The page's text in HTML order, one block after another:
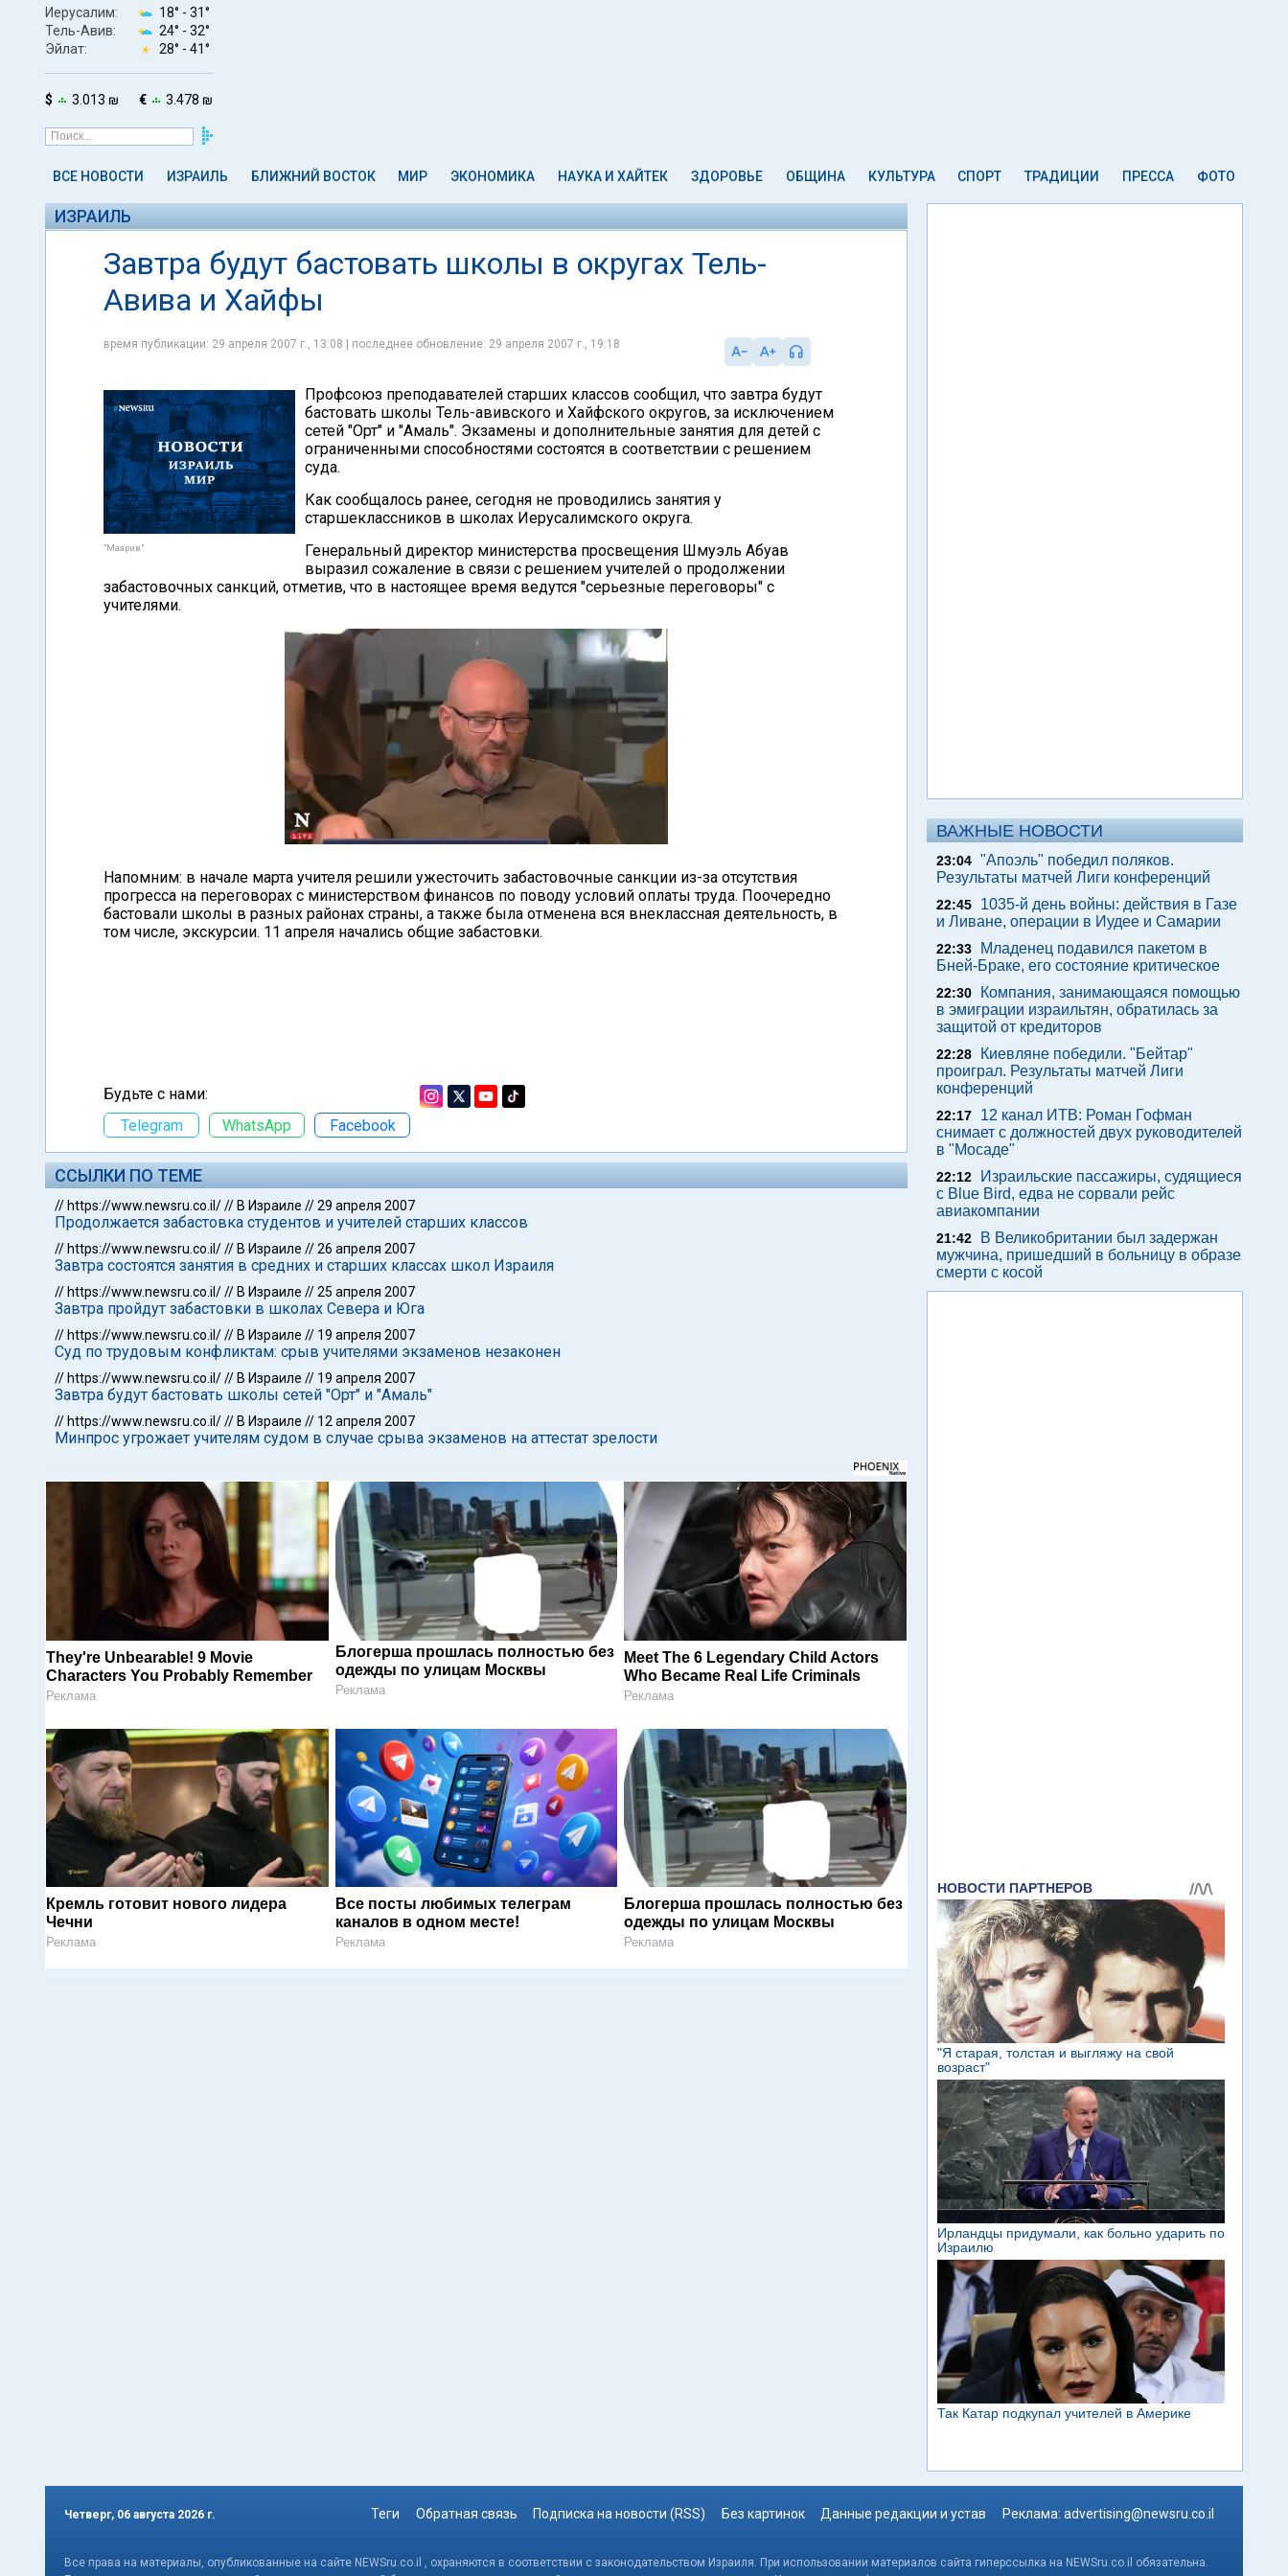
Иерусалим: 18° - 31°
Тель-Авив:
24° - 32°
Эйлат:
28° - 41°
$ 3.013 ₪ € 3.478 ₪
ВСЕ НОВОСТИ ИЗРАИЛЬ БЛИЖНИЙ ВОСТОК МИР ЭКОНОМИКА НАУКА И ХАЙТЕК ЗДОРОВЬЕ ОБЩИНА КУЛЬТУРА СПОРТ ТРАДИЦИИ ПРЕССА ФОТО
ИЗРАИЛЬ
Завтра будут бастовать школы в округах Тель-
Авива и Хайфы
время публикации: 29 апреля 2007 г., 13:08 | последнее обновление: 29 апреля 2007 г., 19:18
"Маарив"
Профсоюз преподавателей старших классов сообщил, что завтра будут
бастовать школы Тель-авивского и Хайфского округов, за исключением
сетей "Орт" и "Амаль". Экзамены и дополнительные занятия для детей с
ограниченными способностями состоятся в соответствии с решением
суда.
Как сообщалось ранее, сегодня не проводились занятия у
старшеклассников в школах Иерусалимского округа.
Генеральный директор министерства просвещения Шмуэль Абуав
выразил сожаление в связи с решением учителей о продолжении
забастовочных санкций, отметив, что в настоящее время ведутся "серьезные переговоры" с
учителями.
Напомним: в начале марта учителя решили ужесточить забастовочные санкции из-за отсутствия
прогресса на переговорах с министерством финансов по поводу условий оплаты труда. Поочередно
бастовали школы в разных районах страны, а также была отменена вся внеклассная деятельность, в
том числе, экскурсии. 11 апреля начались общие забастовки.
Будьте с нами:
Telegram
WhatsApp Facebook
ССЫЛКИ ПО ТЕМЕ
// https://www.newsru.co.il/// В Израиле //29 апреля 2007
Продолжается забастовка студентов и учителей старших классов
// https://www.newsru.co.il/// В Израиле //26 апреля 2007
Завтра состоятся занятия в средних и старших классах школ Израиля
// https://www.newsru.co.il/// В Израиле //25 апреля 2007
Завтра пройдут забастовки в школах Севера и Юга
// https://www.newsru.co.il/// В Израиле // 19 апреля 2007
Суд по трудовым конфликтам: срыв учителями экзаменов незаконен
// https://www.newsru.co.il/// В Израиле // 19 апреля 2007
Завтра будут бастовать школы сетей "Орт" и "Амаль"
// https://www.newsru.co.il/// В Израиле // 12 апреля 2007
Минпрос угрожает учителям судом в случае срыва экзаменов на аттестат зрелости
They're Unbearable! 9 Movie
Characters You Probably Remember
Реклама
Блогерша прошлась полностью без
одежды по улицам Москвы
Реклама
Meet The 6 Legendary Child Actors
Who Became Real Life Criminals
Реклама
Кремль готовит нового лидера
Чечни
Реклама
Все посты любимых телеграм
каналов в одном месте!
Реклама
Блогерша прошлась полностью без
одежды по улицам Москвы
Реклама
ВАЖНЫЕ НОВОСТИ
23:04 "Апоэль" победил поляков.
Результаты матчей Лиги конференций
22:45
1035-й день войны: действия в Газе
и Ливане, операции в Иудее и Самарии
22:33
Младенец подавился пакетом в
Бней-Браке, его состояние критическое
22:30
Компания, занимающаяся помощью
в эмиграции израильтян, обратилась за
защитой от кредиторов
22:28
Киевляне победили. "Бейтар"
проиграл. Результаты матчей Лиги
конференций
22:17
12 канал ИТВ: Роман Гофман
снимает с должностей двух руководителей
в "Мосаде"
22:12
Израильские пассажиры, судящиеся
с Blue Bird, едва не сорвали рейс
авиакомпании
21:42
В Великобритании был задержан
мужчина, пришедший в больницу в образе
смерти с косой
Четверг, 06 августа 2026 г. Теги Обратная связь Подписка на новости (RSS) Без картинок Данные редакции и устав Реклама: advertising@newsru.co.il
Все права на материалы, опубликованные на сайте NEWSru.co.il , охраняются в соответствии с законодательством Израиля. При использовании материалов сайта гиперссылка на NEWSru.co.il обязательна.